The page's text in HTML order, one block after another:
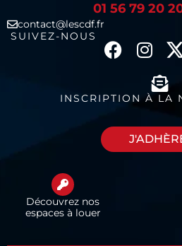
01 56 79 20
contact@lescdf.fr
SUIVEZ-NOUS
INSCRIPTION À LA
Découvrez nos
espaces à louer